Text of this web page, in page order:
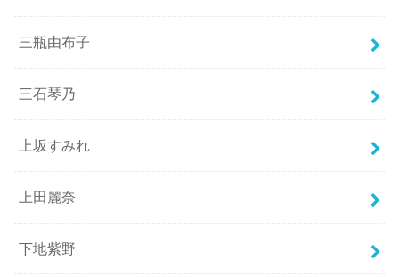
三瓶由布子
三石琴乃
上坂すみれ
上田麗奈
下地紫野